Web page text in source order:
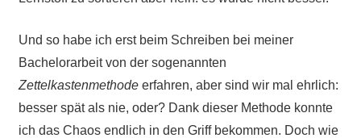
Und so habe ich erst beim Schreiben bei meiner
Bachelorarbeit von der sogenannten
Zettelkastenmethodeerfahren, aber sind wir mal ehrlich:
besser spät als nie, oder? Dank dieser Methode konnte
ich das Chaos endlich in den Griff bekommen. Doch wie